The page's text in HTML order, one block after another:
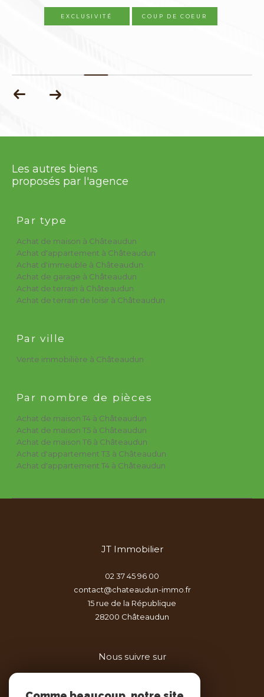
EXCLUSIVITÉ COUP DE COEUR
Les autres biens
proposés par l'agence
Par type
Achat de maison à Châteaudun
Achat d'appartement à Châteaudun
Achat d'immeuble à Châteaudun
Achat de garage à Châteaudun
Achat de terrain à Châteaudun
Achat de terrain de loisir à Châteaudun
Par ville
Vente immobilière à Châteaudun
Par nombre de pièces
Achat de maison T4 à Châteaudun
Achat de maison T5 à Châteaudun
Achat de maison T6 à Châteaudun
Achat d'appartement T3 à Châteaudun
Achat d'appartement T4 à Châteaudun
JT Immobilier
02 37 45 96 00
contact@chateaudun-immo.fr
15 rue de la République
28200
châteaudun
Nous suivre sur